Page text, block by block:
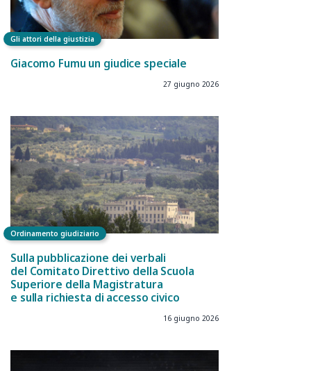
Gli attori della giustizia
Giacomo Fumu un giudice speciale
27 giugno 2026
Ordinamento giudiziario
Sulla pubblicazione dei verbali
del Comitato Direttivo della Scuola
Superiore della Magistratura
e sulla richiesta di accesso civico
16 giugno 2026